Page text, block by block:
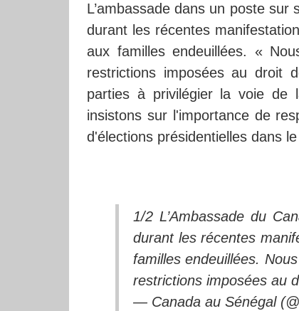
L’ambassade dans un poste
durant les récentes
aux familles endeuillées. «
restrictions imposées au droit
parties à privilégier la voie
insistons sur l'importance de
d'élections présidentielles dans
1/2 L’Ambassade du
durant les récentes
familles endeuillées.
restrictions imposées au
— Canada au Sénégal